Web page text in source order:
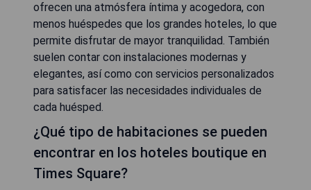
ofrecen una atmósfera íntima y acogedora, con
menos huéspedes que los grandes hoteles, lo que
permite disfrutar de mayor tranquilidad. También
suelen contar con instalaciones modernas y
elegantes, así como con servicios personalizados
para satisfacer las necesidades individuales de
cada huésped.
¿Qué tipo de habitaciones se pueden
encontrar en los hoteles boutique en
Times Square?